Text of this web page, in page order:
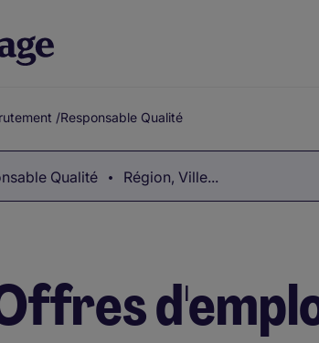
/Responsable Qualité
Qualité Région, Ville...